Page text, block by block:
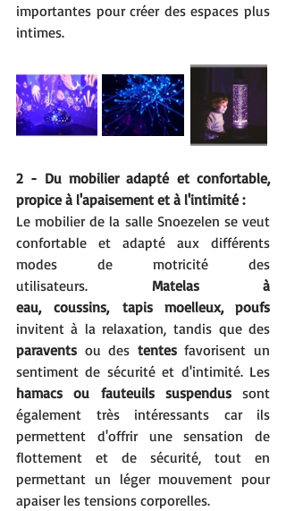
importantes pour créer des espaces plus
intimes.
2 - Du mobilier adapté et confortable,
propice à l'apaisement et à l'intimité :
Le mobilier de la salle Snoezelen se veut
confortable et adapté aux différents
modes de motricité des
utilisateurs. Matelas à
paravents ou des tentes favorisent un
hamacs ou fauteuils suspendus sont
également très intéressants car ils
permettent d'offrir une sensation de
flottement et de sécurité, tout en
permettant un léger mouvement pour
apaiser les tensions corporelles.